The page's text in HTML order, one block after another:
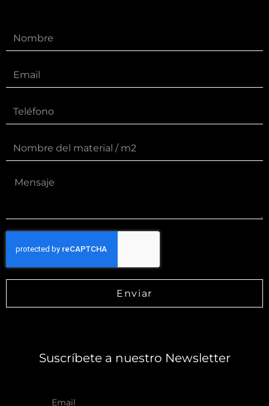
Enviar
Suscríbete a nuestro Newsletter